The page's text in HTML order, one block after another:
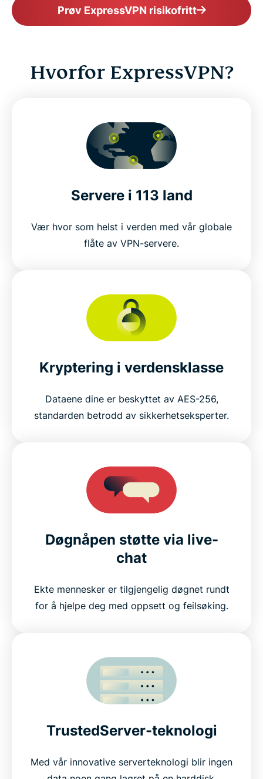
Prøv ExpressVPN risikofritt
Hvorfor ExpressVPN?
Servere i 113 land
Vær hvor som helst i verden med vår globale
flåte av VPN-servere.
Kryptering i verdensklasse
Dataene dine er beskyttet av AES-256,
standarden betrodd av sikkerhetseksperter.
Døgnåpen støtte via live-
chat
Ekte mennesker er tilgjengelig døgnet rundt
for å hjelpe deg med oppsett og feilsøking.
TrustedServer-teknologi
Med vår innovative serverteknologi blir ingen